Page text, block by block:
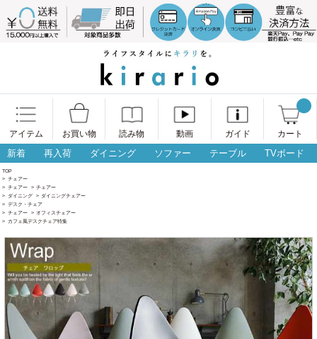
アイテム お買い物 読み物 動画 ガイド カート
新着 再入荷 ダイニング ソファー テーブル TVボード
TOP
> チェアー
> チェアー > チェアー
> ダイニング > ダイニングチェアー
> デスク・チェア
> チェアー > オフィスチェアー
> カフェ風デスクチェア特集